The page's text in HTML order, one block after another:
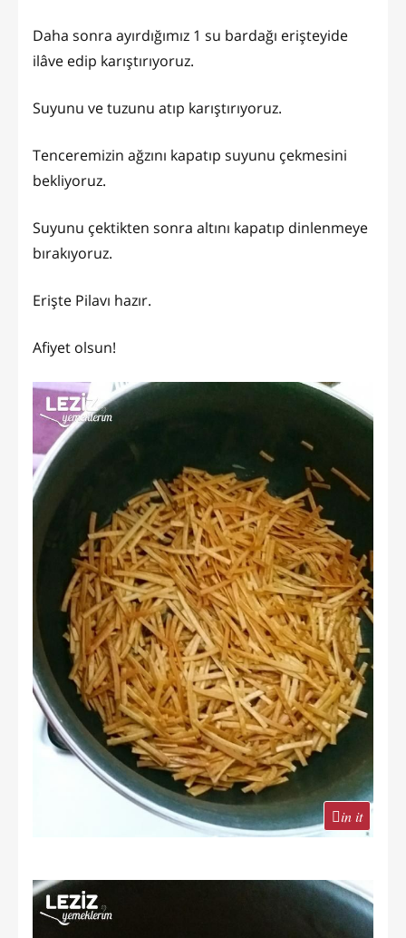
Daha sonra ayırdığımız 1 su bardağı erişteyide
ilâve edip karıştırıyoruz.
Suyunu ve tuzunu atıp karıştırıyoruz.
Tenceremizin ağzını kapatıp suyunu çekmesini
bekliyoruz.
Suyunu çektikten sonra altını kapatıp dinlenmeye
bırakıyoruz.
Erişte Pilavı hazır.
Afiyet olsun!
in it